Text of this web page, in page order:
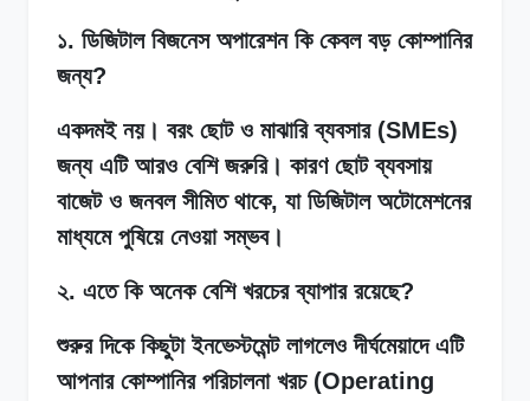
১. ডিজিটাল বিজনেস অপারেশন কি কেবল বড় কোম্পানির
জন্য?
একদমই নয়। বরং ছোট ও মাঝারি ব্যবসার (SMEs)
জন্য এটি আরও বেশি জরুরি। কারণ ছোট ব্যবসায়
বাজেট ও জনবল সীমিত থাকে, যা ডিজিটাল অটোমেশনের
মাধ্যমে পুষিয়ে নেওয়া সম্ভব।
২. এতে কি অনেক বেশি খরচের ব্যাপার রয়েছে?
শুরুর দিকে কিছুটা ইনভেস্টমেন্ট লাগলেও দীর্ঘমেয়াদে এটি
আপনার কোম্পানির পরিচালনা খরচ (Operating